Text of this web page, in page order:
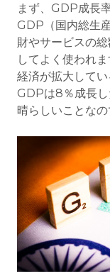
まず、GDP成長
GDP（国内総生
財やサービスの
してよく使われ
経済が拡大して
GDPは8％成長
晴らしいことなの